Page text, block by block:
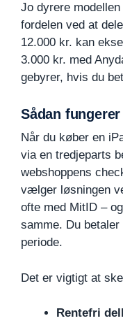
Jo dyrere
fordelen ved at
12.000 kr. kan
3.000 kr. med
gebyrer, hvis du
Sådan
Når du køber en
via en tredjeparts
webshoppens
vælger løsningen
ofte med MitID –
samme. Du
periode.
Det er vigtigt at
Rentefri